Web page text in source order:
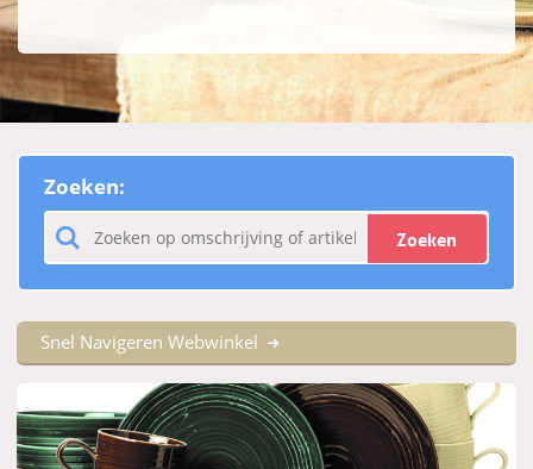
Zoeken:
Zoeken
Snel Navigeren Webwinkel